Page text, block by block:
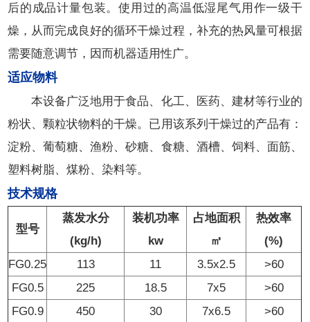
后的成品计量包装。使用过的高温低湿尾气用作一级干
燥，从而完成良好的循环干燥过程，补充的热风量可根据
需要随意调节，因而机器适用性广。
适应物料
本设备广泛地用于食品、化工、医药、建材等行业的
粉状、颗粒状物料的干燥。已用该系列干燥过的产品有：
淀粉、葡萄糖、渔粉、砂糖、食糖、酒槽、饲料、面筋、
塑料树脂、煤粉、染料等。
技术规格
型号
蒸发水分
(kg/h)
装机功率
kw
占地面积
㎡
热效率
(%)
FG0.25
113 11 3.5x2.5
>60
FG0.5
225 18.5 7x5
>60
FG0.9
450 30 7x6.5
>60